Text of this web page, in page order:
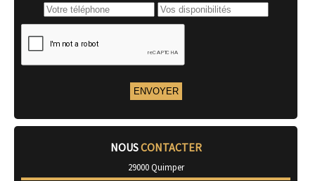
NOUSCONTACTER
29000 Quimper